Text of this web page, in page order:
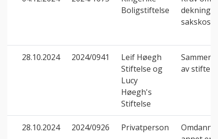
Boligstiftelse
dekning
28.10.2024 2024/0941
Leif Høegh
Stiftelse og
Lucy
Høegh's
Stiftelse
av
28.10.2024 2024/0926 Privatperson